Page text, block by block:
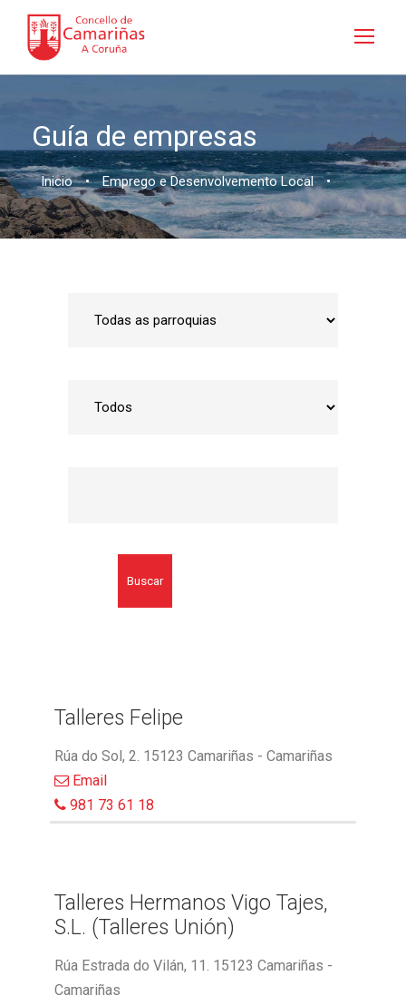
Guía de empresas
Inicio • Emprego e Desenvolvemento Local •
Buscar
Talleres Felipe
Rúa do Sol, 2. 15123 Camariñas - Camariñas
Email
981 73 61 18
Talleres Hermanos Vigo Tajes,
S.L. (Talleres Unión)
Rúa Estrada do Vilán, 11. 15123 Camariñas -
Camariñas